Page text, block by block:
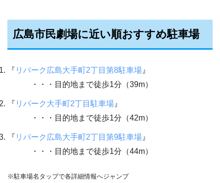
広島市民劇場に近い順おすすめ駐車場
『 リパーク広島大手町2丁目第8駐車場 』
・・・目的地まで徒歩1分（39m）
『 リパーク大手町2丁目駐車場 』
・・・目的地まで徒歩1分（42m）
『 リパーク広島大手町2丁目第9駐車場 』
・・・目的地まで徒歩1分（44m）
※駐車場名タップで各詳細情報へジャンプ